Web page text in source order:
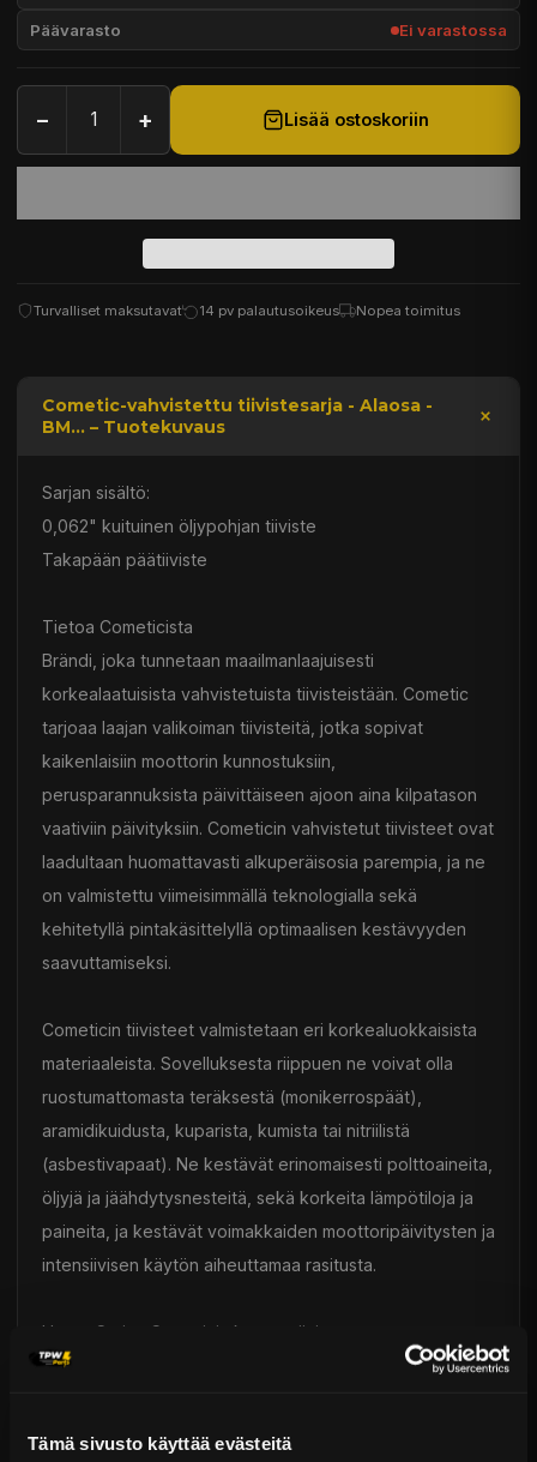
Tämä sivusto käyttää evästeitä
Päävarasto Ei varastossa
− + Lisää ostoskoriin
Turvalliset maksutavat 14 pv palautusoikeus Nopea toimitus
Cometic-vahvistettu tiivistesarja - Alaosa -
BM... – Tuotekuvaus
Sarjan sisältö:
0,062" kuituinen öljypohjan tiiviste
Takapään päätiiviste
Tietoa Cometicista
Brändi, joka tunnetaan maailmanlaajuisesti
korkealaatuisista vahvistetuista tiivisteistään. Cometic
tarjoaa laajan valikoiman tiivisteitä, jotka sopivat
kaikenlaisiin moottorin kunnostuksiin,
perusparannuksista päivittäiseen ajoon aina kilpatason
vaativiin päivityksiin. Cometicin vahvistetut tiivisteet ovat
laadultaan huomattavasti alkuperäisosia parempia, ja ne
on valmistettu viimeisimmällä teknologialla sekä
kehitetyllä pintakäsittelyllä optimaalisen kestävyyden
saavuttamiseksi.
Cometicin tiivisteet valmistetaan eri korkealuokkaisista
materiaaleista. Sovelluksesta riippuen ne voivat olla
ruostumattomasta teräksestä (monikerrospäät),
aramidikuidusta, kuparista, kumista tai nitriilistä
(asbestivapaat). Ne kestävät erinomaisesti polttoaineita,
öljyjä ja jäähdytysnesteitä, sekä korkeita lämpötiloja ja
paineita, ja kestävät voimakkaiden moottoripäivitysten ja
intensiivisen käytön aiheuttamaa rasitusta.
Huom: Sarjan Cometicin kannentiivisteet ovat
paksuudeltaan ja läpimitaltaan identtisiä alkuperäisten
paksuuksia lisävarusteena – ota yhteyttä saadaksesi